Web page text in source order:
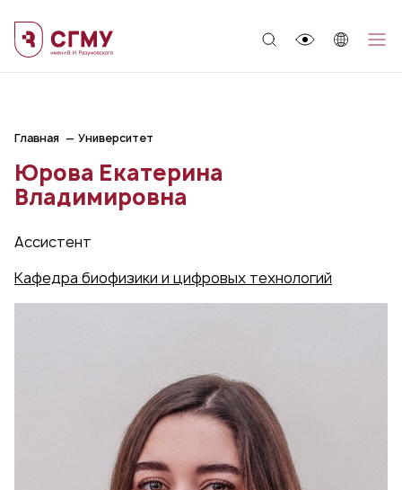
Главная Университет
Юрова Екатерина
Владимировна
Ассистент
Кафедра биофизики и цифровых технологий